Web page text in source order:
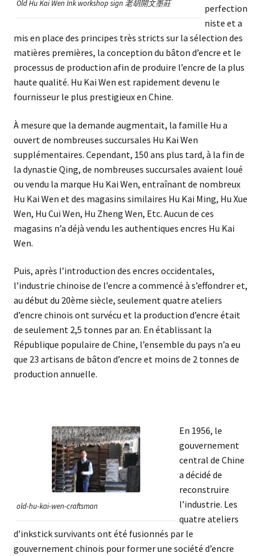
Old Hu Kai Wen Ink workshop sign 老胡開文墨莊
perfection
niste et a
mis en place des principes très stricts sur la sélection des
matières premières, la conception du bâton d’encre et le
processus de production afin de produire l’encre de la plus
haute qualité. Hu Kai Wen est rapidement devenu le
fournisseur le plus prestigieux en Chine.
À mesure que la demande augmentait, la famille Hu a
ouvert de nombreuses succursales Hu Kai Wen
supplémentaires. Cependant, 150 ans plus tard, à la fin de
la dynastie Qing, de nombreuses succursales avaient loué
ou vendu la marque Hu Kai Wen, entraînant de nombreux
Hu Kai Wen et des magasins similaires Hu Kai Ming, Hu Xue
Wen, Hu Cui Wen, Hu Zheng Wen, Etc. Aucun de ces
magasins n’a déjà vendu les authentiques encres Hu Kai
Wen.
Puis, après l’introduction des encres occidentales,
l’industrie chinoise de l’encre a commencé à s’effondrer et,
au début du 20ème siècle, seulement quatre ateliers
d’encre chinois ont survécu et la production d’encre était
de seulement 2,5 tonnes par an. En établissant la
République populaire de Chine, l’ensemble du pays n’a eu
que 23 artisans de bâton d’encre et moins de 2 tonnes de
production annuelle.
old-hu-kai-wen-craftsman
En 1956, le
gouvernement
central de Chine
a décidé de
reconstruire
l’industrie. Les
quatre ateliers
d’inkstick survivants ont été fusionnés par le
gouvernement chinois pour former une société d’encre